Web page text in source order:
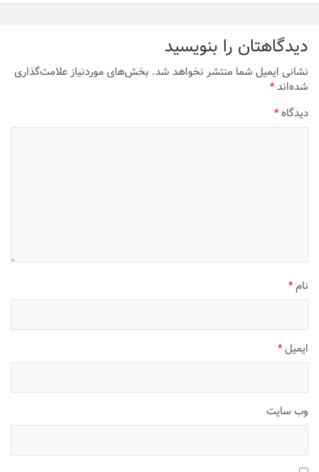
دیدگاهتان را بنویسید
نشانی ایمیل شما منتشر نخواهد شد.بخش‌های موردنیاز علامت‌گذاری
شده‌اند*
دیدگاه*
نام*
ایمیل*
وب‌ سایت